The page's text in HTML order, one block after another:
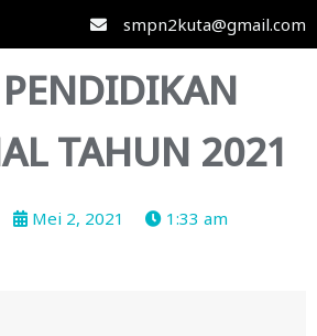
smpn2kuta@gmail.com
TAHUN 2021
Mei 2, 2021
1:33 am